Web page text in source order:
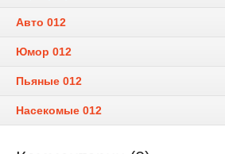
Авто 012
Юмор 012
Пьяные 012
Насекомые 012